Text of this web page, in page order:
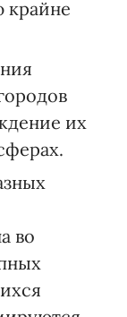
крайне
их
во